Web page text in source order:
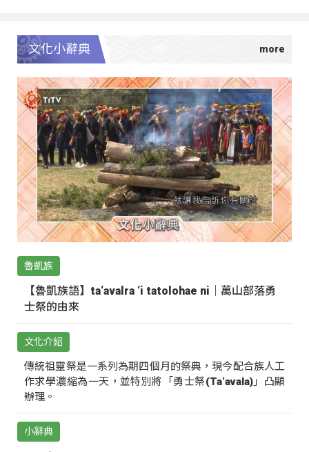
文化小辭典
魯凱族
【魯凱族語】ta‘avalra ‘i tatolohae ni｜萬山部落勇
士祭的由來
文化介紹
傳統祖靈祭是一系列為期四個月的祭典，現今配合族人工
作求學濃縮為一天，並特別將「勇士祭(Ta‘avala)」凸顯
辦理。
小辭典